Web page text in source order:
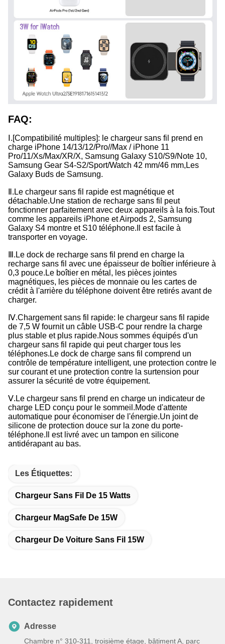
FAQ:
Ⅰ.[Compatibilité multiples]: le chargeur sans fil prend en
charge iPhone 14/13/12/Pro//Max / iPhone 11
Pro/11/Xs/Max/XR/X, Samsung Galaxy S10/S9/Note 10,
Samsung Gear S4-S2/Sport/Watch 42 mm/46 mm,Les
Galaxy Buds de Samsung.
Ⅱ. Le chargeur sans fil rapide est magnétique et
détachable.Une station de recharge sans fil peut
fonctionner parfaitement avec deux appareils à la fois.Tout
comme les appareils iPhone et Airpods 2, Samsung
Galaxy S4 montre et S10 téléphone. Il est facile à
transporter en voyage.
Ⅲ. Le dock de recharge sans fil prend en charge la
recharge sans fil avec une épaisseur de boîtier inférieure à
0,3 pouce. Le boîtier en métal, les pièces jointes
magnétiques, les pièces de monnaie ou les cartes de
crédit à l'arrière du téléphone doivent être retirés avant de
charger.
Ⅳ.Chargement sans fil rapide: le chargeur sans fil rapide
de 7,5 W fournit un câble USB-C pour rendre la charge
plus stable et plus rapide.Nous sommes équipés d'un
chargeur sans fil rapide qui peut charger tous les
téléphones. Le dock de charge sans fil comprend un
contrôle de température intelligent, une protection contre le
sur courant et une protection contre la surtension pour
assurer la sécurité de votre équipement.
Ⅴ. Le chargeur sans fil prend en charge un indicateur de
charge LED conçu pour le sommeil.Mode d'attente
automatique pour économiser de l'énergie.Un joint de
silicone de protection douce sur la zone du porte-
téléphone. Il est livré avec un tampon en silicone
antidérapant au bas.
Les Étiquettes:
Chargeur Sans Fil De 15 Watts
Chargeur MagSafe De 15W
Chargeur De Voiture Sans Fil 15W
Contactez rapidement
Adresse
Chambre n° 310-311, troisième étage, bâtiment A, parc